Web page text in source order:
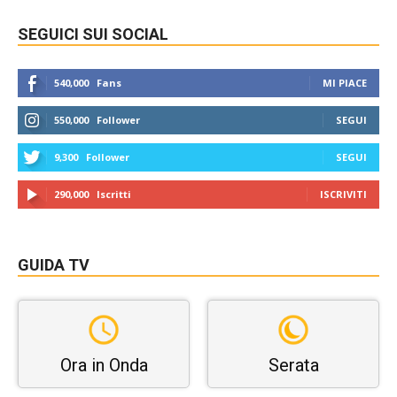
SEGUICI SUI SOCIAL
540,000 Fans MI PIACE
550,000 Follower SEGUI
9,300 Follower SEGUI
290,000 Iscritti ISCRIVITI
GUIDA TV
Ora in Onda Serata